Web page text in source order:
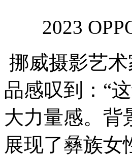
2023
挪威摄影艺
品感叹到：“
大力量感。背
展现了彝族女